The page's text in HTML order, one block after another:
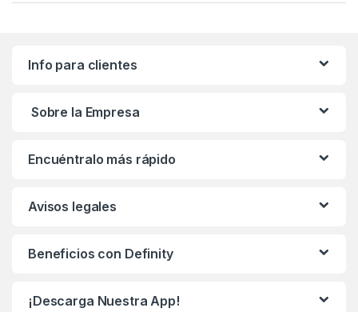
Info para clientes
Sobre la Empresa
Encuéntralo más rápido
Avisos legales
Beneficios con Definity
¡Descarga Nuestra App!